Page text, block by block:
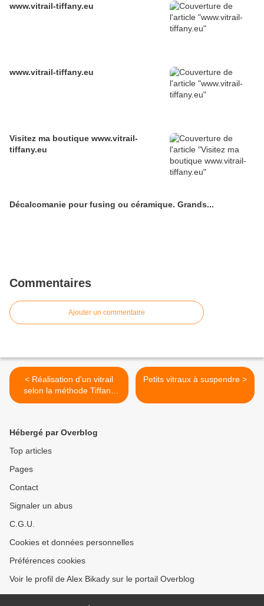
www.vitrail-tiffany.eu
www.vitrail-tiffany.eu
Visitez ma boutique www.vitrail-
tiffany.eu
Décalcomanie pour fusing ou céramique. Grands...
Commentaires
Ajouter un commentaire
< Réalisation d'un vitrail
selon la méthode Tiffany
suite
Petits vitraux à suspendre >
Hébergé par Overblog
Top articles
Pages
Contact
Signaler un abus
C.G.U.
Cookies et données personnelles
Préférences cookies
Voir le profil de Alex Bikady sur le portail Overblog